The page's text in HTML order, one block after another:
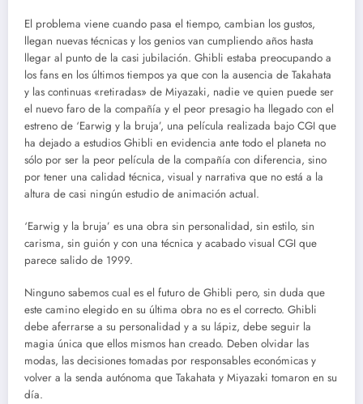
El problema viene cuando pasa el tiempo, cambian los gustos,
llegan nuevas técnicas y los genios van cumpliendo años hasta
llegar al punto de la casi jubilación. Ghibli estaba preocupando a
los fans en los últimos tiempos ya que con la ausencia de Takahata
y las continuas «retiradas» de Miyazaki, nadie ve quien puede ser
el nuevo faro de la compañía y el peor presagio ha llegado con el
estreno de ‘Earwig y la bruja’, una película realizada bajo CGI que
ha dejado a estudios Ghibli en evidencia ante todo el planeta no
sólo por ser la peor película de la compañía con diferencia, sino
por tener una calidad técnica, visual y narrativa que no está a la
altura de casi ningún estudio de animación actual.
‘Earwig y la bruja’ es una obra sin personalidad, sin estilo, sin
carisma, sin guión y con una técnica y acabado visual CGI que
parece salido de 1999.
Ninguno sabemos cual es el futuro de Ghibli pero, sin duda que
este camino elegido en su última obra no es el correcto. Ghibli
debe aferrarse a su personalidad y a su lápiz, debe seguir la
magia única que ellos mismos han creado. Deben olvidar las
modas, las decisiones tomadas por responsables económicas y
volver a la senda autónoma que Takahata y Miyazaki tomaron en su
día.